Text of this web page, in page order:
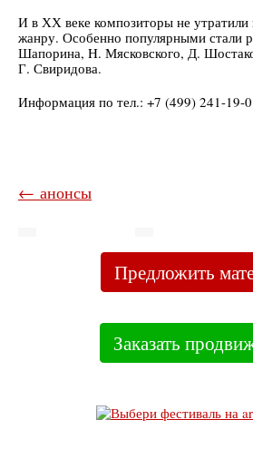
И в ХХ веке композиторы не утратили
жанру. Особенно популярными стали
Шапорина, H. Мясковского, Д.
Г. Свиридова.
Информация по тел.: +7 (499) 241-19-
← анонсы
Предложить
Заказать